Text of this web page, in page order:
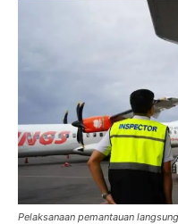
Pelaksanaan pemantauan